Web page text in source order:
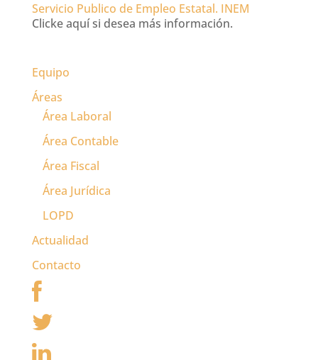
Servicio Publico de Empleo Estatal. INEM
Clicke aquí si desea más información.
Equipo
Áreas
Área Laboral
Área Contable
Área Fiscal
Área Jurídica
LOPD
Actualidad
Contacto